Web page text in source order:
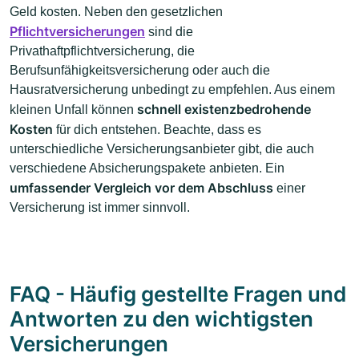
Geld kosten. Neben den gesetzlichen
Pflichtversicherungen sind die
Privathaftpflichtversicherung, die
Berufsunfähigkeitsversicherung oder auch die
Hausratversicherung unbedingt zu empfehlen. Aus einem
kleinen Unfall können schnell existenzbedrohende
Kosten für dich entstehen. Beachte, dass es
unterschiedliche Versicherungsanbieter gibt, die auch
verschiedene Absicherungspakete anbieten. Ein
umfassender Vergleich vor dem Abschluss einer
Versicherung ist immer sinnvoll.
FAQ - Häufig gestellte Fragen und
Antworten zu den wichtigsten
Versicherungen